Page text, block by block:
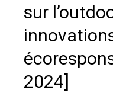
sur
2024]